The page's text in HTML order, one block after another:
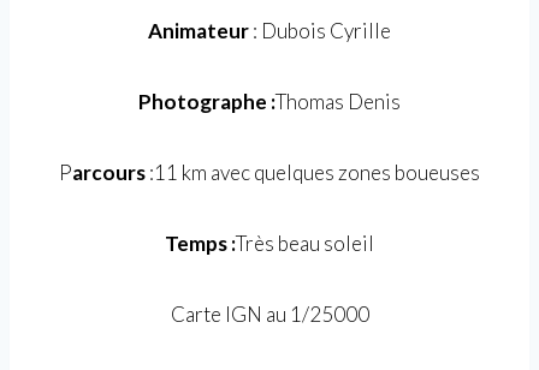
Animateur: Dubois Cyrille
Photographe :Thomas Denis
Parcours:11 km avec quelques zones boueuses
Temps :Très beau soleil
Carte IGN au 1/25000